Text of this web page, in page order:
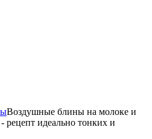
Воздушные блины на молоке и
рецепт идеально тонких и